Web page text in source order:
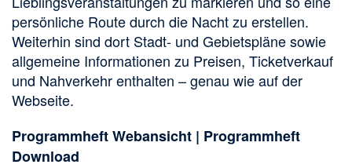
persönliche Route durch die Nacht zu erstellen.
Weiterhin sind dort Stadt- und Gebietspläne sowie
allgemeine Informationen zu Preisen, Ticketverkauf
und Nahverkehr enthalten – genau wie auf der
Webseite.
Programmheft Webansicht | Programmheft
Download